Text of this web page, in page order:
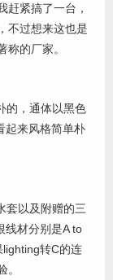
赶紧搞了一台，
不过想来这也是
的厂家。
的，通体以黑色
起来风格简单朴
套以及附赠的三
线材分别是A to
转C的连